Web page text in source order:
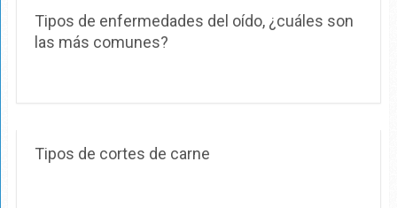
Tipos de enfermedades del oído, ¿cuáles son
las más comunes?
Tipos de cortes de carne